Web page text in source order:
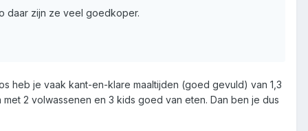
daar zijn ze veel goedkoper.
heb je vaak kant-en-klare maaltijden (goed gevuld) van 1,3
2 volwassenen en 3 kids goed van eten. Dan ben je dus